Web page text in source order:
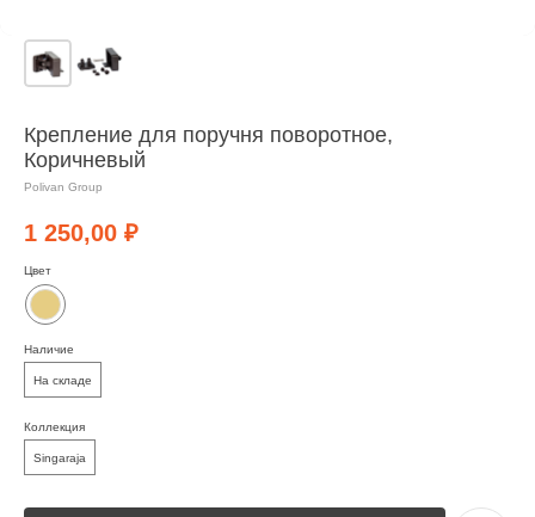
Крепление для поручня поворотное,
Коричневый
Polivan Group
1 250,00 ₽
Цвет
Наличие
На складе
Коллекция
Singaraja